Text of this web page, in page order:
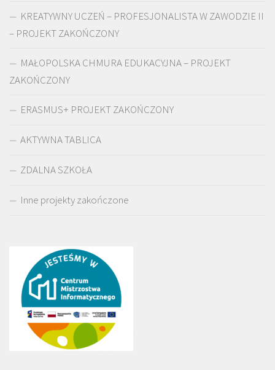
KREATYWNY UCZEŃ – PROFESJONALISTA W ZAWODZIE II
– PROJEKT ZAKOŃCZONY
MAŁOPOLSKA CHMURA EDUKACYJNA – PROJEKT
ZAKOŃCZONY
ERASMUS+ PROJEKT ZAKOŃCZONY
AKTYWNA TABLICA
ZDALNA SZKOŁA
Inne projekty zakończone